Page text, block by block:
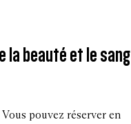
la beauté et le sang
pouvez réserver en